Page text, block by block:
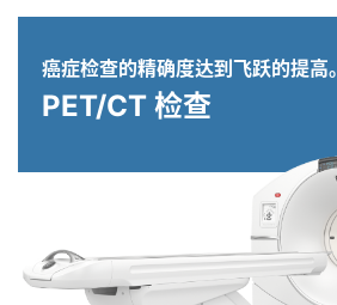
癌症检查的精确度达到飞跃的提高。
PET/CT 检查